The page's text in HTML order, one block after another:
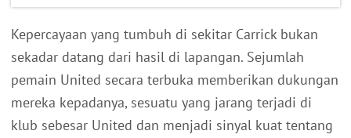
Kepercayaan yang tumbuh di sekitar Carrick bukan
sekadar datang dari hasil di lapangan. Sejumlah
pemain United secara terbuka memberikan dukungan
mereka kepadanya, sesuatu yang jarang terjadi di
klub sebesar United dan menjadi sinyal kuat tentang